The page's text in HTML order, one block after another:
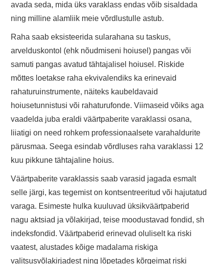
avada seda, mida üks varaklass endas võib sisaldada
ning milline alamliik meie võrdlustulle astub.
Raha saab eksisteerida sularahana su taskus,
arvelduskontol (ehk nõudmiseni hoiusel) pangas või
samuti pangas avatud tähtajalisel hoiusel. Riskide
mõttes loetakse raha ekvivalendiks ka erinevaid
rahaturuinstrumente, näiteks kaubeldavaid
hoiusetunnistusi või rahaturufonde. Viimaseid võiks aga
vaadelda juba eraldi väärtpaberite varaklassi osana,
liiatigi on need rohkem professionaalsete varahaldurite
pärusmaa. Seega esindab võrdluses raha varaklassi 12
kuu pikkune tähtajaline hoius.
Väärtpaberite varaklassis saab varasid jagada esmalt
selle järgi, kas tegemist on kontsentreeritud või hajutatud
varaga. Esimeste hulka kuuluvad üksikväärtpaberid
nagu aktsiad ja võlakirjad, teise moodustavad fondid, sh
indeksfondid. Väärtpaberid erinevad oluliselt ka riski
vaatest, alustades kõige madalama riskiga
valitsusvõlakirjadest ning lõpetades kõrgeimat riski